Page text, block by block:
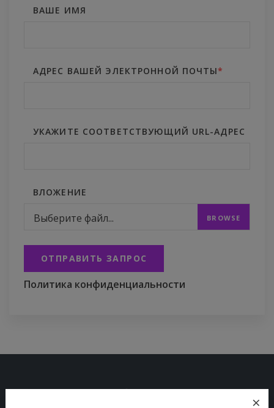
ВАШЕ ИМЯ
АДРЕС ВАШЕЙ ЭЛЕКТРОННОЙ ПОЧТЫ*
УКАЖИТЕ СООТВЕТСТВУЮЩИЙ URL-АДРЕС
ВЛОЖЕНИЕ
Выберите файл...
ОТПРАВИТЬ ЗАПРОС
Политика конфиденциальности
×